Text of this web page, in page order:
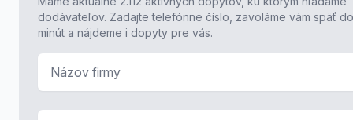
dodávateľov. Zadajte telefónne číslo, zavoláme vám späť
minút a nájdeme i dopyty pre vás.